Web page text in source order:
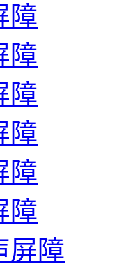
障
障
障
障
障
障
屏障